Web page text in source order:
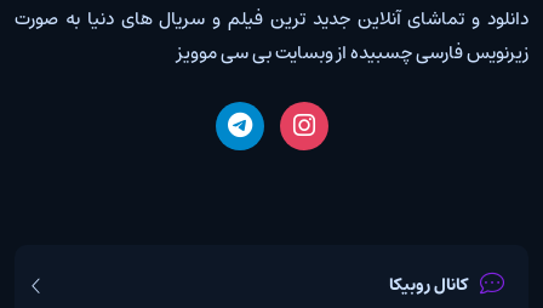
دانلود و تماشای آنلاین جدید ترین فیلم و سریال های دنیا به صورت
زیرنویس فارسی چسبیده از وبسایت بی سی موویز
کانال روبیکا